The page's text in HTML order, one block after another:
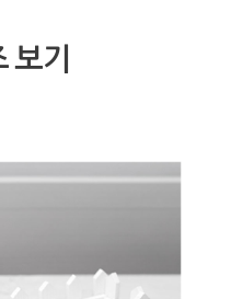
보기